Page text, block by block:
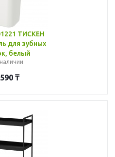
ТИСКЕН
для зубных
белый
₸